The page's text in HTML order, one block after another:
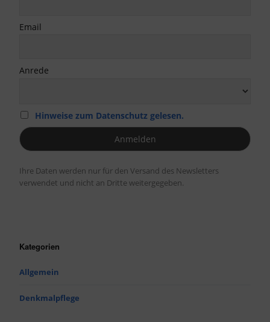
Email
Anrede
Hinweise zum Datenschutz gelesen.
Ihre Daten werden nur für den Versand des Newsletters
verwendet und nicht an Dritte weitergegeben.
Kategorien
Allgemein
Denkmalpflege